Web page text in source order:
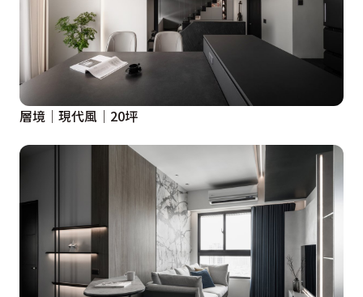
層境│現代風│20坪